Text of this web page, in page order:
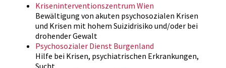
Kriseninterventionszentrum Wien
Bewältigung von akuten psychosozialen Krisen
und Krisen mit hohem Suizidrisiko und/oder bei
drohender Gewalt
Psychosozialer Dienst Burgenland
Hilfe bei Krisen, psychiatrischen Erkrankungen,
Sucht